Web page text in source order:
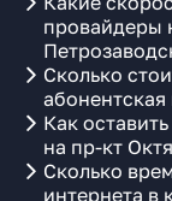
провайдеры
Сколько
абонентская
Как
на пр-кт
Сколько
интернета в